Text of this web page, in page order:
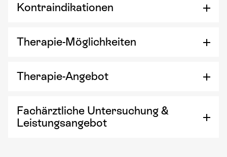
Kontraindikationen
Therapie-Möglichkeiten
Therapie-Angebot
Fachärztliche Untersuchung &
Leistungsangebot